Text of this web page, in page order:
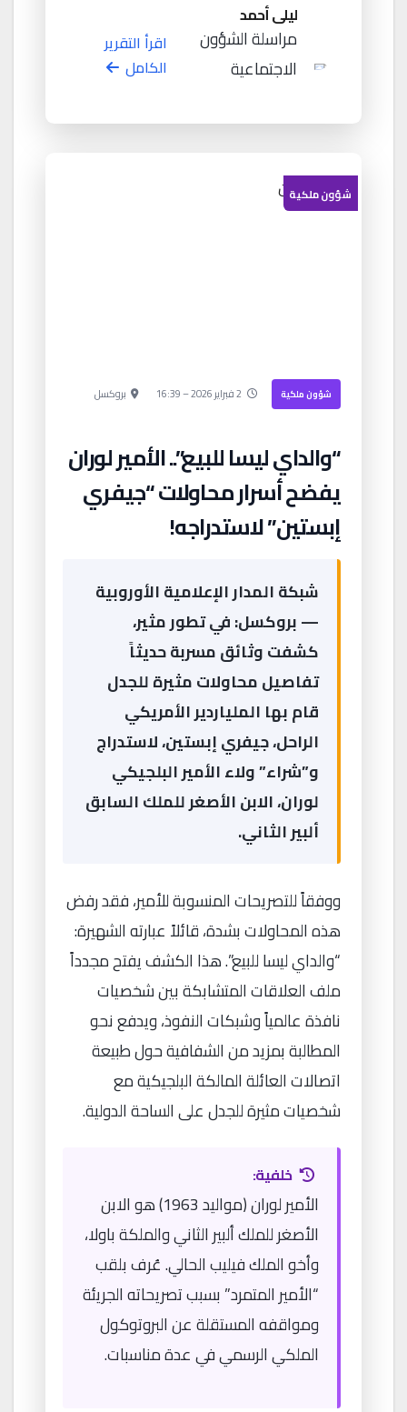
ليلى أحمد
مراسلة الشؤون
الاجتماعية
اقرأ التقرير
الكامل
شؤون ملكية
شؤون ملكية بروكسل
“والداي ليسا للبيع”.. الأمير لوران
يفضح أسرار محاولات “جيفري
إبستين” لاستدراجه!
شبكة المدار الإعلامية الأوروبية
— بروكسل: في تطور مثير،
كشفت وثائق مسربة حديثاً
تفاصيل محاولات مثيرة للجدل
قام بها الملياردير الأمريكي
الراحل، جيفري إبستين، لاستدراج
و”شراء” ولاء الأمير البلجيكي
لوران، الابن الأصغر للملك السابق
ألبير الثاني.
ووفقاً للتصريحات المنسوبة للأمير، فقد رفض
هذه المحاولات بشدة، قائلاً عبارته الشهيرة:
“والداي ليسا للبيع”. هذا الكشف يفتح مجدداً
ملف العلاقات المتشابكة بين شخصيات
نافذة عالمياً وشبكات النفوذ، ويدفع نحو
المطالبة بمزيد من الشفافية حول طبيعة
اتصالات العائلة المالكة البلجيكية مع
شخصيات مثيرة للجدل على الساحة الدولية.
خلفية:
الأمير لوران (مواليد 1963) هو الابن
الأصغر للملك ألبير الثاني والملكة باولا،
وأخو الملك فيليب الحالي. عُرف بلقب
“الأمير المتمرد” بسبب تصريحاته الجريئة
ومواقفه المستقلة عن البروتوكول
الملكي الرسمي في عدة مناسبات.